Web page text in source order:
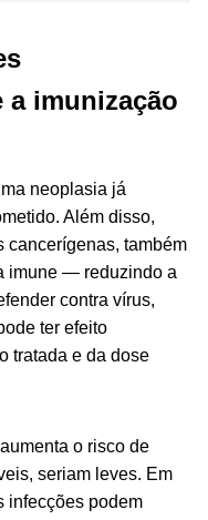
imunização
neoplasia já
Além disso,
cancerígenas, também
imune — reduzindo a
contra vírus,
ter efeito
tratada e da dose
o risco de
seriam leves. Em
infecções podem